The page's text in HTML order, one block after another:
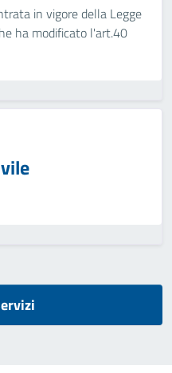
in vigore della Legge
ha modificato l'art.40